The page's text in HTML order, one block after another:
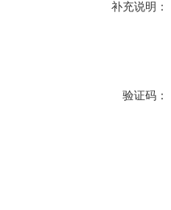
补充说明：
验证码：